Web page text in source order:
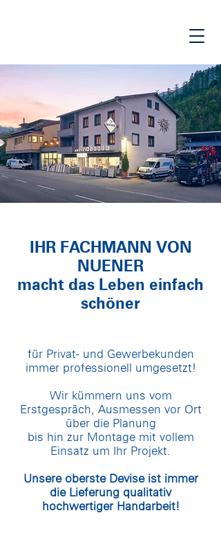
IHR FACHMANN VON
NUENER
macht das Leben einfach
schöner
für Privat- und Gewerbekunden
immer professionell umgesetzt!
Wir kümmern uns vom
Erstgespräch, Ausmessen vor Ort
über die Planung
bis hin zur Montage mit vollem
Einsatz um Ihr Projekt.
Unsere oberste Devise ist immer
die Lieferung qualitativ
hochwertiger Handarbeit!